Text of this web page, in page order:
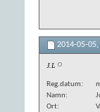
2014-05-05,
J.L
Reg.datum
Namn
Ort